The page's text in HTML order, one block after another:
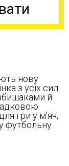
нову
з усіх сил
й
гри у м’яч,
футбольну